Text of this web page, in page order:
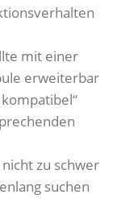
mit einer
erweiterbar
kompatibel“
zu schwer
suchen